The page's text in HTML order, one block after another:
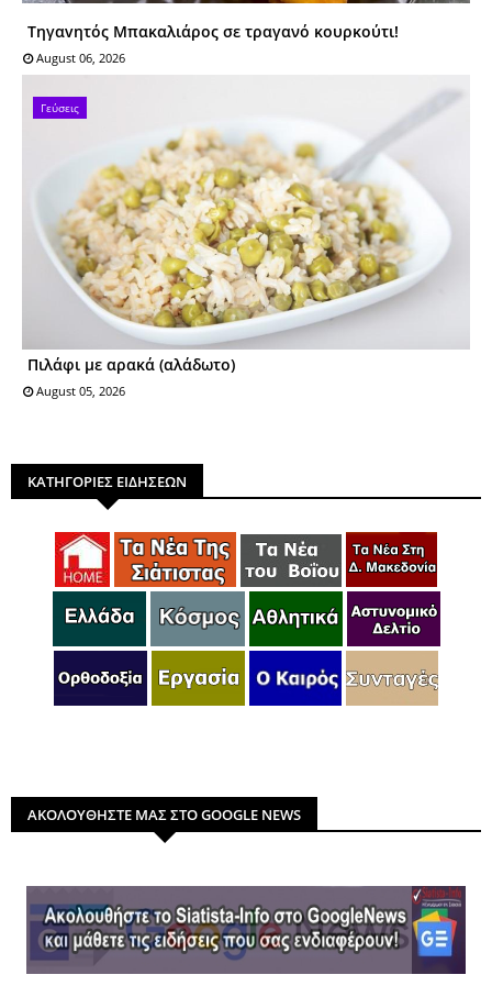
Tηγαvητός Mπακαλιάρος σε τραγανό κουρκούτι!
August 06, 2026
Γεύσεις
Πιλάφι με αρακά (αλάδωτο)
August 05, 2026
ΚΑΤΗΓΟΡΙΕΣ ΕΙΔΗΣΕΩΝ
ΑΚΟΛΟΥΘΗΣΤΕ ΜΑΣ ΣΤΟ GOOGLE NEWS